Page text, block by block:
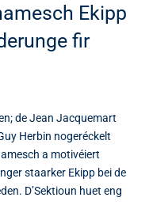
Ekipp
fir
de Jean Jacquemart
Herbin nogeréckelt
a motivéiert
staarker Ekipp bei de
D’Sektioun huet eng